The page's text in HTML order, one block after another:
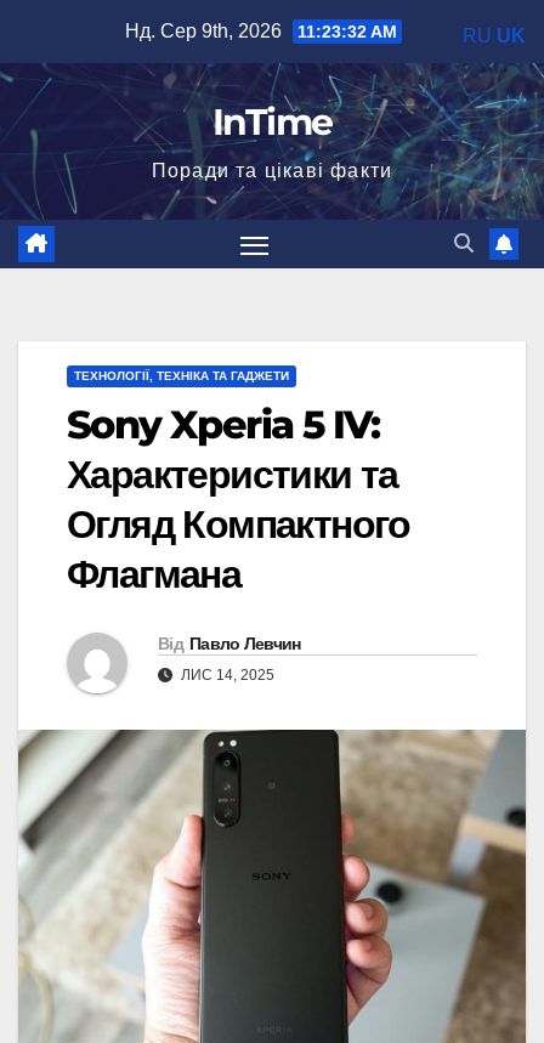
вмісту
Нд. Сер 9th, 2026 11:23:33 AM
InTime
Поради та цікаві факти
ТЕХНОЛОГІЇ, ТЕХНІКА ТА ГАДЖЕТИ
Sony Xperia 5 IV:
Характеристики та
Огляд Компактного
Флагмана
Від Павло Левчин
ЛИС 14, 2025
RU UK